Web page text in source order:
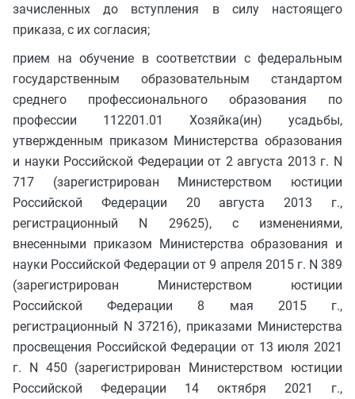
зачисленных до вступления в силу настоящего
приказа, с их согласия;
прием на обучение в соответствии с федеральным
государственным образовательным стандартом
среднего профессионального образования по
профессии 112201.01 Хозяйка(ин) усадьбы,
утвержденным приказом Министерства образования
и науки Российской Федерации от 2 августа 2013 г. N
717 (зарегистрирован Министерством юстиции
Российской Федерации 20 августа 2013 г.,
регистрационный N 29625), с изменениями,
внесенными приказом Министерства образования и
науки Российской Федерации от 9 апреля 2015 г. N 389
(зарегистрирован Министерством юстиции
Российской Федерации 8 мая 2015 г.,
регистрационный N 37216), приказами Министерства
просвещения Российской Федерации от 13 июля 2021
г. N 450 (зарегистрирован Министерством юстиции
Российской Федерации 14 октября 2021 г.,